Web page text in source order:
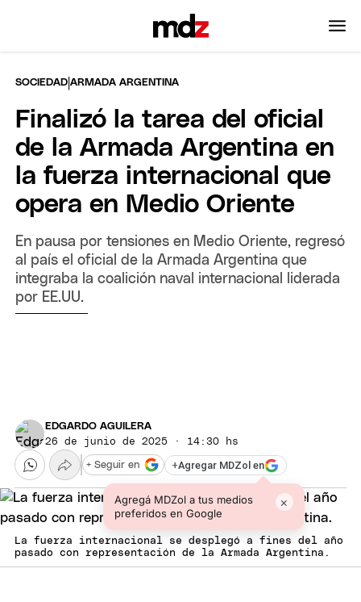
SOCIEDAD |ARMADA ARGENTINA
Finalizó la tarea del oficial
de la Armada Argentina en
la fuerza internacional que
opera en Medio Oriente
En pausa por tensiones en Medio Oriente, regresó
al país el oficial de la Armada Argentina que
integraba la coalición naval internacional liderada
por EE.UU.
EDGARDO AGUILERA
26 de junio de 2025 · 14:30 hs
+Agregar MDZol en
Agregá MDZol a tus medios
preferidos en Google
×
+ Seguir en
La fuerza internacional se desplegó a fines del año
pasado con representación de la Armada Argentina.